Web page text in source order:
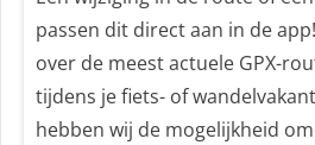
passen dit direct aan in de
over de meest actuele GPX-
tijdens je fiets- of
hebben wij de mogelijkheid